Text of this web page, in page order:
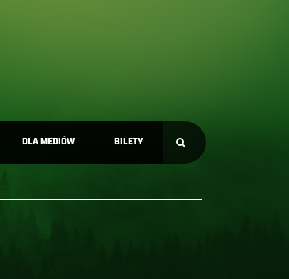
DLA MEDIÓW BILETY